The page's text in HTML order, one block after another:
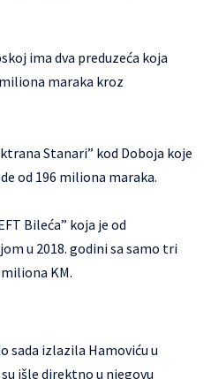
ima dva preduzeća koja
maraka kroz
Stanari” kod Doboja koje
od 196 miliona maraka.
Bileća” koja je od
u 2018. godini sa samo tri
KM.
sada izlazila Hamoviću u
išle direktno u njegovu